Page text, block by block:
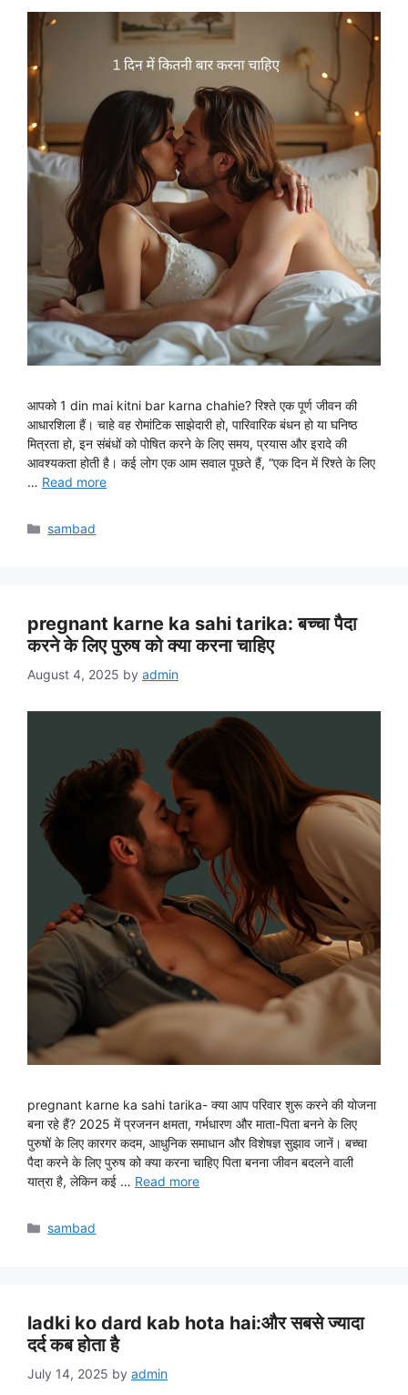
आपको 1 din mai kitni bar karna chahie? रिश्ते एक पूर्ण जीवन की
आधारशिला हैं। चाहे वह रोमांटिक साझेदारी हो, पारिवारिक बंधन हो या घनिष्ठ
मित्रता हो, इन संबंधों को पोषित करने के लिए समय, प्रयास और इरादे की
आवश्यकता होती है। कई लोग एक आम सवाल पूछते हैं, “एक दिन में रिश्ते के लिए
… Read more
Categories
sambad
pregnant karne ka sahi tarika: बच्चा पैदा
करने के लिए पुरुष को क्या करना चाहिए
August 4, 2025 by admin
pregnant karne ka sahi tarika- क्या आप परिवार शुरू करने की योजना
बना रहे हैं? 2025 में प्रजनन क्षमता, गर्भधारण और माता-पिता बनने के लिए
पुरुषों के लिए कारगर कदम, आधुनिक समाधान और विशेषज्ञ सुझाव जानें। बच्चा
पैदा करने के लिए पुरुष को क्या करना चाहिए पिता बनना जीवन बदलने वाली
यात्रा है, लेकिन कई … Read more
Categories
sambad
ladki ko dard kab hota hai:और सबसे ज्यादा
दर्द कब होता है
July 14, 2025 by admin